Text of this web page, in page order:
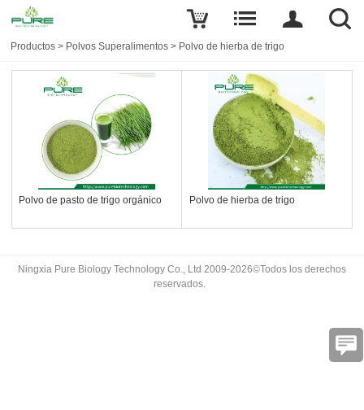
Productos > Polvos Superalimentos > Polvo de hierba de trigo
Polvo de pasto de trigo orgánico Polvo de hierba de trigo
Ningxia Pure Biology Technology Co., Ltd 2009-2026©Todos los derechos
reservados.